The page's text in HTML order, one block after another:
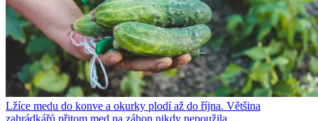
Lžíce medu do konve a okurky plodí až do října. Většina
zahrádkářů přitom med na záhon nikdy nepoužila